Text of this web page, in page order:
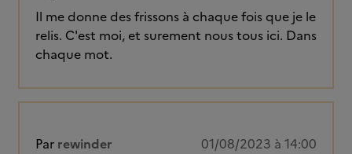
Il me donne des frissons à chaque fois que je le
relis. C'est moi, et surement nous tous ici. Dans
chaque mot.
Par rewinder 01/08/2023 à 14:00